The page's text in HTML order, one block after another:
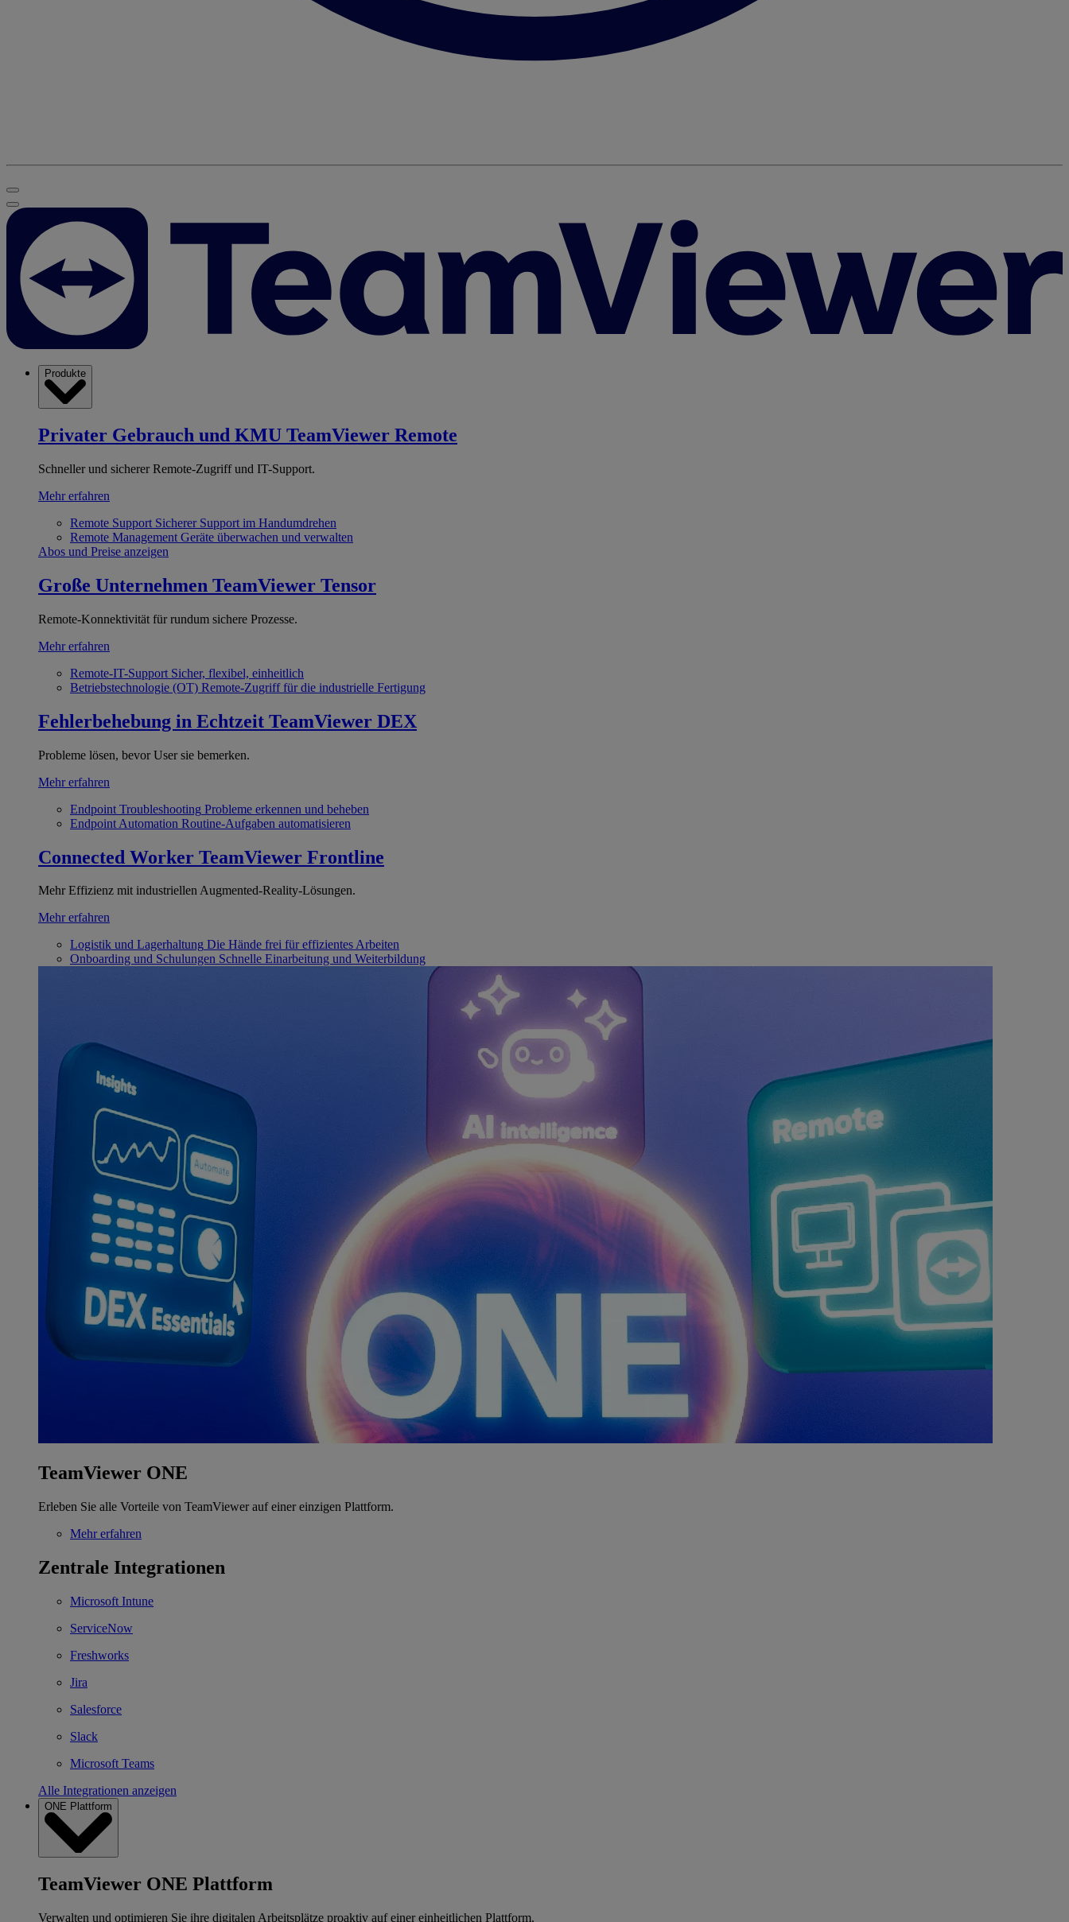
Produkte
Privater Gebrauch und KMU TeamViewer Remote
Schneller und sicherer Remote-Zugriff und IT-Support.
Mehr erfahren
Remote Support Sicherer Support im Handumdrehen
Remote Management Geräte überwachen und verwalten
Abos und Preise anzeigen
Große Unternehmen TeamViewer Tensor
Remote-Konnektivität für rundum sichere Prozesse.
Mehr erfahren
Remote-IT-Support Sicher, flexibel, einheitlich
Betriebstechnologie (OT) Remote-Zugriff für die industrielle Fertigung
Fehlerbehebung in Echtzeit TeamViewer DEX
Probleme lösen, bevor User sie bemerken.
Mehr erfahren
Endpoint Troubleshooting Probleme erkennen und beheben
Endpoint Automation Routine-Aufgaben automatisieren
Connected Worker TeamViewer Frontline
Mehr Effizienz mit industriellen Augmented-Reality-Lösungen.
Mehr erfahren
Logistik und Lagerhaltung Die Hände frei für effizientes Arbeiten
Onboarding und Schulungen Schnelle Einarbeitung und Weiterbildung
TeamViewer ONE
Erleben Sie alle Vorteile von TeamViewer auf einer einzigen Plattform.
Mehr erfahren
Zentrale Integrationen
Microsoft Intune
ServiceNow
Freshworks
Jira
Salesforce
Slack
Microsoft Teams
Alle Integrationen anzeigen
ONE Plattform
TeamViewer ONE Plattform
Verwalten und optimieren Sie ihre digitalen Arbeitsplätze proaktiv auf einer einheitlichen Plattform.